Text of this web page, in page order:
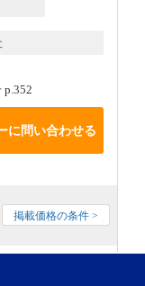
p.352
に問い合わせる
掲載価格の条件 >